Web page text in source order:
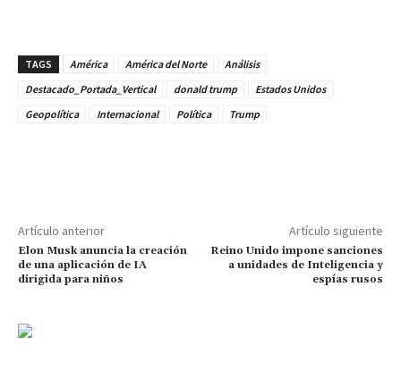
TAGS América América del Norte
Análisis
Destacado_Portada_Vertical
donald trump
Estados Unidos
Geopolítica
Internacional Política Trump
Artículo anterior
Elon Musk anuncia la creación
de una aplicación de IA
dirigida para niños
Artículo siguiente
Reino Unido impone sanciones
a unidades de Inteligencia y
espías rusos